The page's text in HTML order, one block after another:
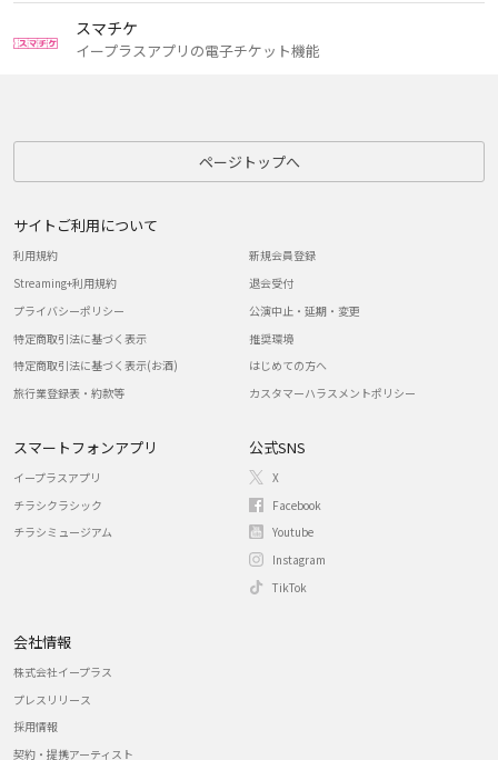
スマチケ
イープラスアプリの電子チケット機能
ページトップへ
サイトご利用について
利用規約
Streaming+利用規約
プライバシーポリシー
特定商取引法に基づく表示
特定商取引法に基づく表示(お酒)
旅行業登録表・約款等
新規会員登録
退会受付
公演中止・延期・変更
推奨環境
はじめての方へ
カスタマーハラスメントポリシー
スマートフォンアプリ
イープラスアプリ
チラシクラシック
チラシミュージアム
公式SNS
X
Facebook
Youtube
Instagram
TikTok
会社情報
株式会社イープラス
プレスリリース
採用情報
契約・提携アーティスト